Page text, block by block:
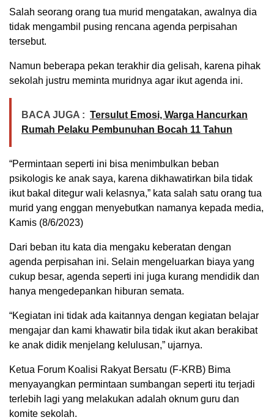
Salah seorang orang tua murid mengatakan, awalnya dia
tidak mengambil pusing rencana agenda perpisahan
tersebut.
Namun beberapa pekan terakhir dia gelisah, karena pihak
sekolah justru meminta muridnya agar ikut agenda ini.
BACA JUGA : Tersulut Emosi, Warga Hancurkan
Rumah Pelaku Pembunuhan Bocah 11 Tahun
“Permintaan seperti ini bisa menimbulkan beban
psikologis ke anak saya, karena dikhawatirkan bila tidak
ikut bakal ditegur wali kelasnya,” kata salah satu orang tua
murid yang enggan menyebutkan namanya kepada media,
Kamis (8/6/2023)
Dari beban itu kata dia mengaku keberatan dengan
agenda perpisahan ini. Selain mengeluarkan biaya yang
cukup besar, agenda seperti ini juga kurang mendidik dan
hanya mengedepankan hiburan semata.
“Kegiatan ini tidak ada kaitannya dengan kegiatan belajar
mengajar dan kami khawatir bila tidak ikut akan berakibat
ke anak didik menjelang kelulusan,” ujarnya.
Ketua Forum Koalisi Rakyat Bersatu (F-KRB) Bima
menyayangkan permintaan sumbangan seperti itu terjadi
terlebih lagi yang melakukan adalah oknum guru dan
komite sekolah.